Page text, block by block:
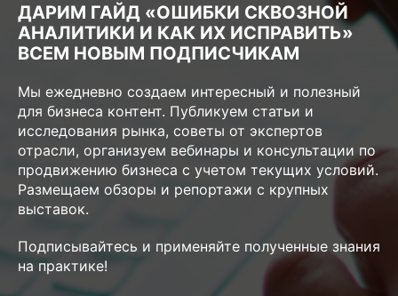
ДАРИМ ГАЙД «ОШИБКИ СКВОЗНОЙ
АНАЛИТИКИ И КАК ИХ ИСПРАВИТЬ»
ВСЕМ НОВЫМ ПОДПИСЧИКАМ
Мы ежедневно создаем интересный и полезный
для бизнеса контент. Публикуем статьи и
исследования рынка, советы от экспертов
отрасли, организуем вебинары и консультации по
продвижению бизнеса с учетом текущих условий.
Размещаем обзоры и репортажи с крупных
выставок.
Подписывайтесь и применяйте полученные знания
на практике!